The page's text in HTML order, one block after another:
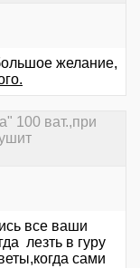
желание,
100 ват.,при
все ваши
лезть в гуру
сами